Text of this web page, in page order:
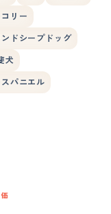
リー
ドシープドッグ
犬
パニエル